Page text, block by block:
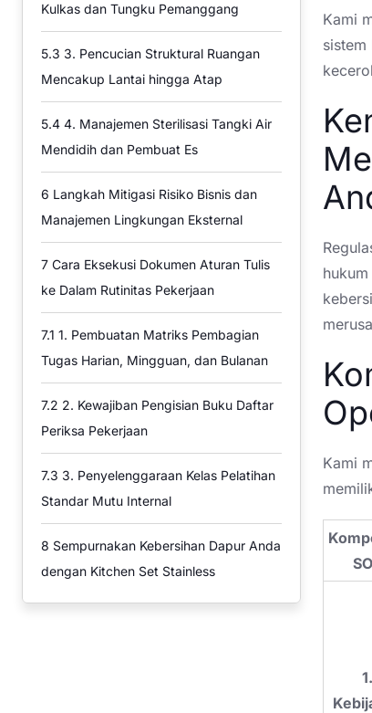
Kulkas dan Tungku Pemanggang
5.3 3. Pencucian Struktural Ruangan
Mencakup Lantai hingga Atap
5.4 4. Manajemen Sterilisasi Tangki Air
Mendidih dan Pembuat Es
6 Langkah Mitigasi Risiko Bisnis dan
Manajemen Lingkungan Eksternal
7 Cara Eksekusi Dokumen Aturan Tulis
ke Dalam Rutinitas Pekerjaan
7.1 1. Pembuatan Matriks Pembagian
Tugas Harian, Mingguan, dan Bulanan
7.2 2. Kewajiban Pengisian Buku Daftar
Periksa Pekerjaan
7.3 3. Penyelenggaraan Kelas Pelatihan
Standar Mutu Internal
8 Sempurnakan Kebersihan Dapur Anda
dengan Kitchen Set Stainless
Kami
sistem
Kami
1.